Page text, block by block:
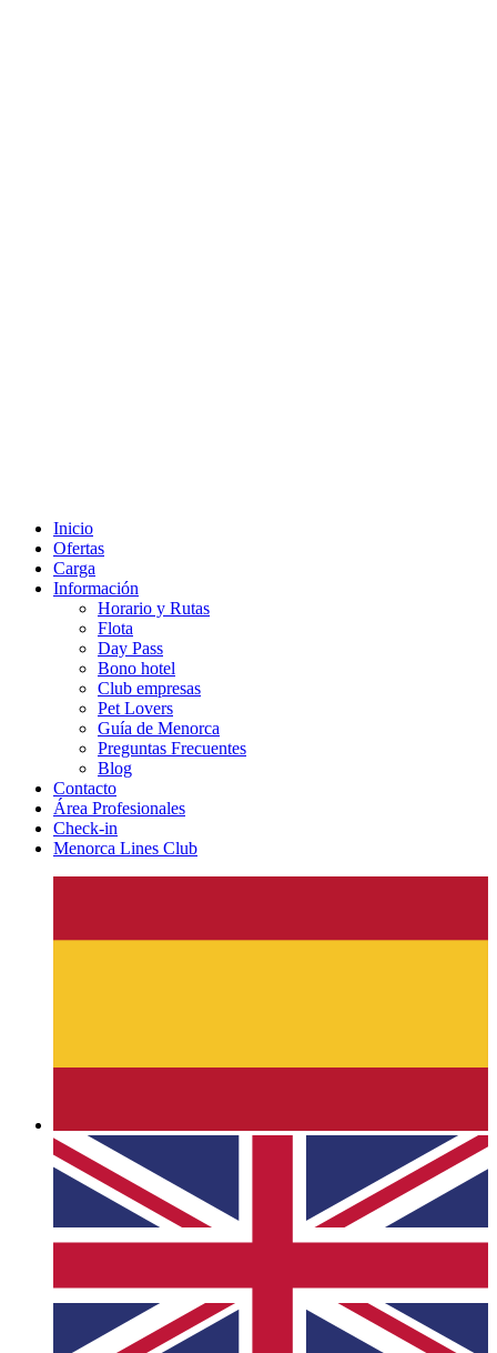
Inicio
Ofertas
Carga
Información
Horario y Rutas
Flota
Day Pass
Bono hotel
Club empresas
Pet Lovers
Guía de Menorca
Preguntas Frecuentes
Blog
Contacto
Área Profesionales
Check-in
Menorca Lines Club